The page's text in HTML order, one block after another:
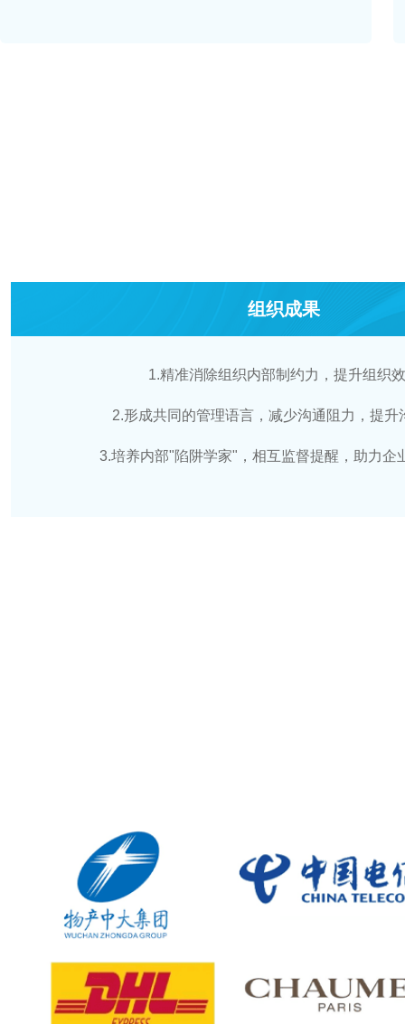
组织成果
1.精准消除组织内部制约力，提升组织
2.形成共同的管理语言，减少沟通阻力，提升
3.培养内部"陷阱学家"，相互监督提醒，助力企